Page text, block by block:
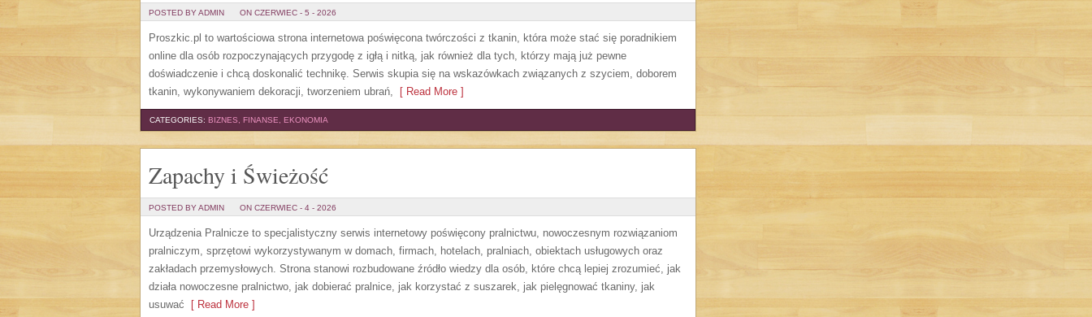
POSTED BY ADMIN ON CZERWIEC - 5 - 2026
Proszkic.pl to wartościowa strona internetowa poświęcona twórczości z tkanin, która może stać się poradnikiem
online dla osób rozpoczynających przygodę z igłą i nitką, jak również dla tych, którzy mają już pewne
doświadczenie i chcą doskonalić technikę. Serwis skupia się na wskazówkach związanych z szyciem, doborem
tkanin, wykonywaniem dekoracji, tworzeniem ubrań, [ Read More ]
CATEGORIES: BIZNES, FINANSE, EKONOMIA
Zapachy i Świeżość
POSTED BY ADMIN ON CZERWIEC - 4 - 2026
Urządzenia Pralnicze to specjalistyczny serwis internetowy poświęcony pralnictwu, nowoczesnym rozwiązaniom
pralniczym, sprzętowi wykorzystywanym w domach, firmach, hotelach, pralniach, obiektach usługowych oraz
zakładach przemysłowych. Strona stanowi rozbudowane źródło wiedzy dla osób, które chcą lepiej zrozumieć, jak
działa nowoczesne pralnictwo, jak dobierać pralnice, jak korzystać z suszarek, jak pielęgnować tkaniny, jak
usuwać [ Read More ]